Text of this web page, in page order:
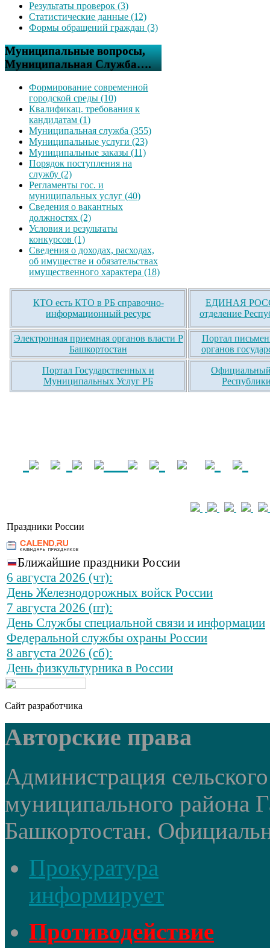
Результаты проверок (3)
Статистические данные (12)
Формы обращений граждан (3)
Муниципальные вопросы,
Муниципальная Служба….
Формирование современной
городской среды (10)
Квалификац. требования к
кандидатам (1)
Муниципальная служба (355)
Муниципальные услуги (23)
Муниципальные заказы (11)
Порядок поступления на
службу (2)
Регламенты гос. и
муниципальных услуг (40)
Сведения о вакантных
должностях (2)
Условия и результаты
конкурсов (1)
Сведения о доходах, расходах,
об имуществе и обязательствах
имущественного характера (18)
КТО есть КТО в РБ справочно-
информационный ресурс
ЕДИНАЯ
отделение
Электронная приемная органов власти Р
Башкортостан
Портал
органов
Портал Государственных и
Муниципальных Услуг РБ
Официальный
Праздники России
Ближайшие праздники России
6 августа 2026 (чт):
День Железнодорожных войск России
7 августа 2026 (пт):
День Службы специальной связи и информации
Федеральной службы охраны России
8 августа 2026 (сб):
День физкультурника в России
Сайт разработчика
Авторские права
Администрация
муниципального района
Башкортостан.
Прокуратура
информирует
Противодействие